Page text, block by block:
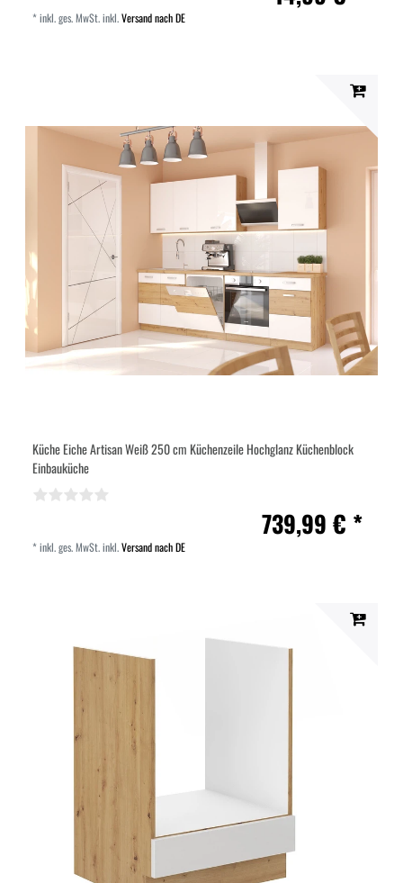
*inkl. ges. MwSt.inkl.Versand nach DE
Küche Eiche Artisan Weiß 250 cm Küchenzeile Hochglanz Küchenblock
Einbauküche
739,99 € *
*inkl. ges. MwSt.inkl.Versand nach DE